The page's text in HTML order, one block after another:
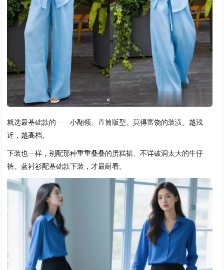
就选最基础款的——小翻领、直筒版型、莫得富饶的装潢。越浅
近，越高档。
下装也一样，别配那种重重叠叠的蛋糕裙、不详破洞太大的牛仔
裤。蓝衬衫配基础款下装，才最耐看。